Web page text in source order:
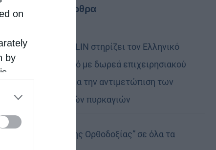
on
by
it to
Τελευταία άρθρα
Η LEROY MERLIN στηρίζει τον Ελληνικό
Ερυθρό Σταυρό με δωρεά επιχειρησιακού
εξοπλισμού για την αντιμετώπιση των
καταστροφικών πυρκαγιών
Η “Κιβωτός της Ορθοδοξίας” σε όλα τα